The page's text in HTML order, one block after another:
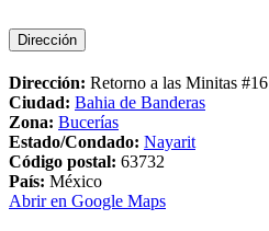
Dirección
Dirección: Retorno a las Minitas #16
Ciudad: Bahia de Banderas
Zona: Bucerías
Estado/Condado: Nayarit
Código postal: 63732
País: México
Abrir en Google Maps